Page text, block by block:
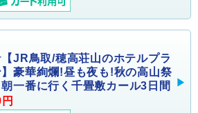
JR鳥取/穂高荘山のホテルプラ
】豪華絢爛!昼も夜も!秋の高山祭
朝一番に行く千畳敷カール3日間